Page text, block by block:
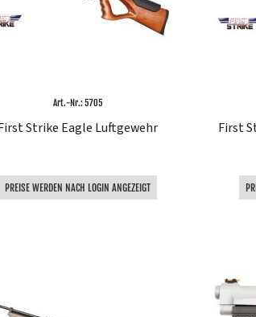
Art.-Nr.: 5705
Strike Eagle Luftgewehr
PREISE WERDEN NACH LOGIN ANGEZEIGT
First